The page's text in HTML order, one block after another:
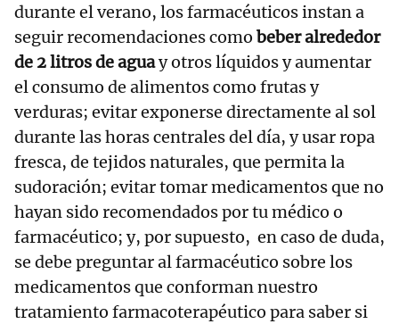
durante el verano, los farmacéuticos instan a
seguir recomendaciones como beber alrededor
de 2 litros de aguay otros líquidos y aumentar
el consumo de alimentos como frutas y
verduras; evitar exponerse directamente al sol
durante las horas centrales del día, y usar ropa
fresca, de tejidos naturales, que permita la
sudoración; evitar tomar medicamentos que no
hayan sido recomendados por tu médico o
farmacéutico; y, por supuesto, en caso de duda,
se debe preguntar al farmacéutico sobre los
medicamentos que conforman nuestro
tratamiento farmacoterapéutico para saber si